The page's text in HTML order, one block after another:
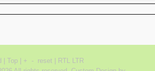
| Top + - reset RTL
LTR